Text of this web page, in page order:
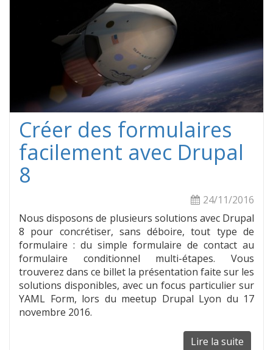
de
saisie
avec
Créer des formulaires
facilement avec Drupal
8
24/11/2016
Nous disposons de plusieurs solutions avec Drupal
8 pour concrétiser, sans déboire, tout type de
formulaire : du simple formulaire de contact au
formulaire conditionnel multi-étapes. Vous
trouverez dans ce billet la présentation faite sur les
solutions disponibles, avec un focus particulier sur
YAML Form, lors du meetup Drupal Lyon du 17
novembre 2016.
Lire la suite